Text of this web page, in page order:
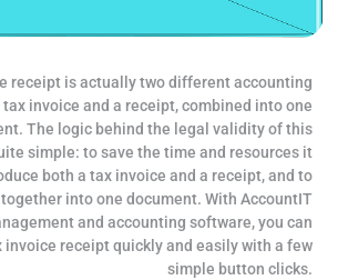
receipt is actually two different accounting
invoice and a receipt, combined into one
The logic behind the legal validity of this
simple: to save the time and resources it
both a tax invoice and a receipt, and to
into one document. With AccountIT
and accounting software, you can
invoice receipt quickly and easily with a few
simple button clicks.